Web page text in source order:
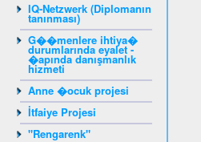
IQ-Netzwerk (Diplomanın
tanınması)
G��menlere ihtiya�
durumlarında eyalet -
�apında danışmanlık
hizmeti
Anne �ocuk projesi
İtfaiye Projesi
"Rengarenk"